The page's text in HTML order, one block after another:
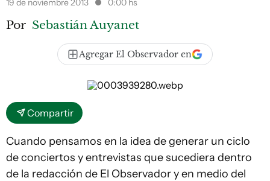
19 de noviembre 2013
0:00 hs
Por Sebastián Auyanet
Agregar El Observador en
Compartir
Cuando pensamos en la idea de generar un ciclo
de conciertos y entrevistas que sucediera dentro
de la redacción de El Observador y en medio del